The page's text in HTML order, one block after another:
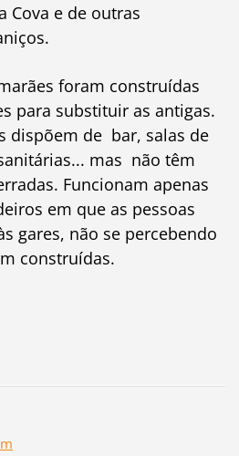
Cova e de outras
foram construídas
para substituir as antigas.
dispõem de bar, salas de
mas não têm
Funcionam apenas
em que as pessoas
gares, não se percebendo
construídas.